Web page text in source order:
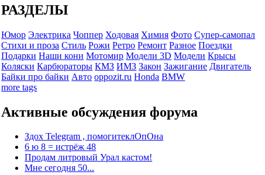
РАЗДЕЛЫ
Юмор Электрика Чоппер Ходовая Химия Фото Супер-самопал
Стихи и проза Стиль Рожи Ретро Ремонт Разное Поездки
Подарки Наши кони Мотомир Модели 3D Модели Крысы
Коляски Карбюраторы КМЗ ИМЗ Закон Зажигание Двигатель
Байки про байки Авто oppozit.ru Honda BMW
more tags
Активные обсуждения форума
Здох Telegram , помогитеклОпОна
6 ю 8 = истрёж 48
Продам литровый Урал кастом!
Мне сегодня 50...